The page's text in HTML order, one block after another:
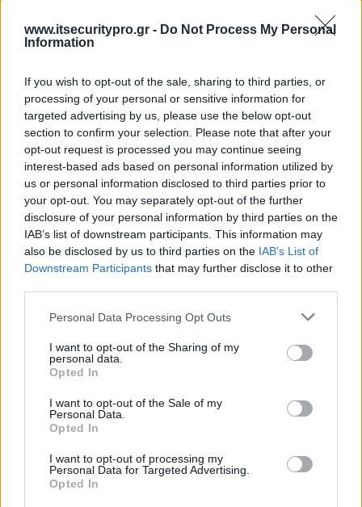
www.itsecuritypro.gr - Do Not Process My Personal
Information
If you wish to opt-out of the sale, sharing to third parties, or
processing of your personal or sensitive information for
targeted advertising by us, please use the below opt-out
section to confirm your selection. Please note that after your
opt-out request is processed you may continue seeing
interest-based ads based on personal information utilized by
us or personal information disclosed to third parties prior to
your opt-out. You may separately opt-out of the further
disclosure of your personal information by third parties on the
IAB’s list of downstream participants. This information may
also be disclosed by us to third parties on the IAB’s List of
Downstream Participants that may further disclose it to other
Personal Data Processing Opt Outs
I want to opt-out of the Sharing of my
personal data.
Opted In
I want to opt-out of the Sale of my
Personal Data.
Opted In
I want to opt-out of processing my
Personal Data for Targeted Advertising.
Opted In